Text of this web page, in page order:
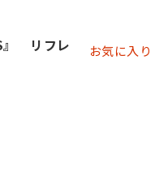
』 リフレ
お気に入り